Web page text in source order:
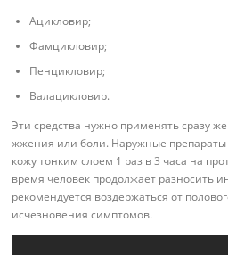
Ацикловир;
Фамцикловир;
Пенцикловир;
Валацикловир.
Эти средства нужно применять сразу
жжения или боли. Наружные препараты
кожу тонким слоем 1 раз в 3 часа на
время человек продолжает разносить
рекомендуется воздержаться от
исчезновения симптомов.